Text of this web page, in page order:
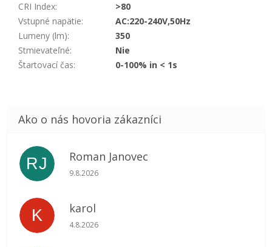
CRI Index:
>80
Vstupné napätie:
AC:220-240V,50Hz
Lumeny (lm):
350
Stmievateľné:
Nie
Štartovací čas: 0-100% in < 1s
RJ Roman Janovec
Hodnotenie obchodu je 5 z 5 hviezdičiek.
9.8.2026
K karol
Hodnotenie obchodu je 5 z 5 hviezdičiek.
4.8.2026